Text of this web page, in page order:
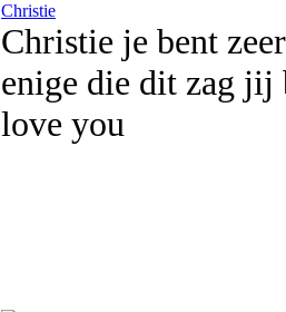
Christie
Christie je bent
enige die dit zag jij
love you